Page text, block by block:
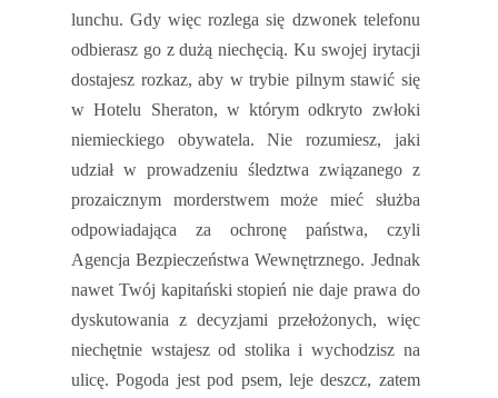
lunchu. Gdy więc rozlega się dzwonek telefonu
odbierasz go z dużą niechęcią. Ku swojej irytacji
dostajesz rozkaz, aby w trybie pilnym stawić się
w Hotelu Sheraton, w którym odkryto zwłoki
niemieckiego obywatela. Nie rozumiesz, jaki
udział w prowadzeniu śledztwa związanego z
prozaicznym morderstwem może mieć służba
odpowiadająca za ochronę państwa, czyli
Agencja Bezpieczeństwa Wewnętrznego. Jednak
nawet Twój kapitański stopień nie daje prawa do
dyskutowania z decyzjami przełożonych, więc
niechętnie wstajesz od stolika i wychodzisz na
ulicę. Pogoda jest pod psem, leje deszcz, zatem